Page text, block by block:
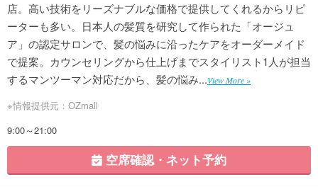
店。高い技術をリーズナブルな価格で提供してくれるからリピ
ーターも多い。日本人の髪質を研究して作られた「オージュ
ア」の認定サロンで、髪の悩みに沿ったケアをオーダーメイド
で提案。カウンセリングから仕上げまでスタイリスト1人が担当
するマンツーマン対応だから、髪の悩み...View More »
※情報提供元：OZmall
9:00～21:00
空席確認・ネット予約